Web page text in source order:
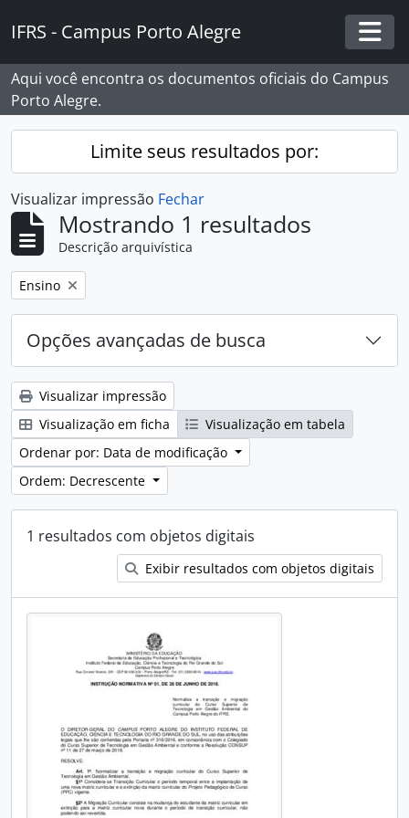
IFRS - Campus Porto Alegre
Aqui você encontra os documentos oficiais do Campus
Porto Alegre.
Limite seus resultados por:
Visualizar impressão Fechar
Mostrando 1 resultados
Descrição arquivística
Remover filtro:
Ensino
Opções avançadas de busca
Visualizar impressão
Visualização em ficha
Visualização em tabela
Ordenar por: Data de modificação
Ordem: Decrescente
1 resultados com objetos digitais
Exibir resultados com objetos digitais